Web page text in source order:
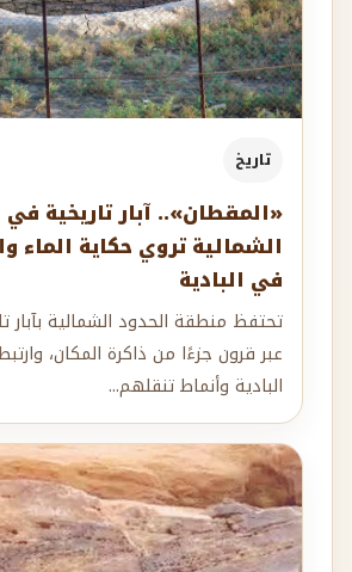
تاريخ
«المقطان».. آبار تاريخية في
الشمالية تروي حكاية الماء
في البادية
تحتفظ منطقة الحدود الشمالية بآبار
عبر قرون جزءًا من ذاكرة المكان،
البادية وأنماط تنقلهم...